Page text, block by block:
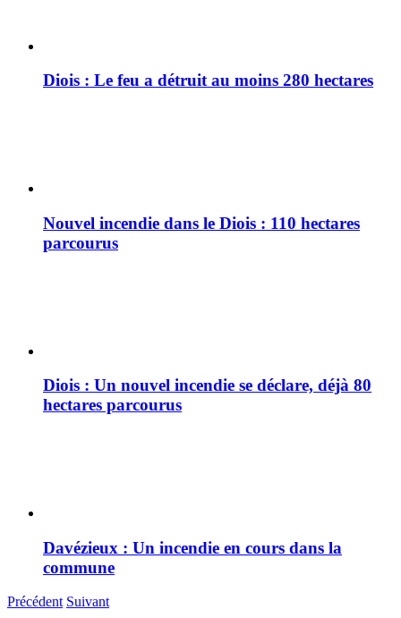
Diois : Le feu a détruit au moins 280 hectares
Nouvel incendie dans le Diois : 110 hectares
parcourus
Diois : Un nouvel incendie se déclare, déjà 80
hectares parcourus
Davézieux : Un incendie en cours dans la
commune
Précédent Suivant